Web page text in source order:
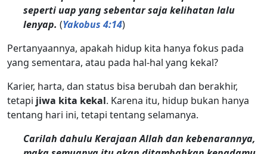
seperti uap yang sebentar saja kelihatan lalu
lenyap. (Yakobus 4:14)
Pertanyaannya, apakah hidup kita hanya fokus pada
yang sementara, atau pada hal-hal yang kekal?
Karier, harta, dan status bisa berubah dan berakhir,
tetapi jiwa kita kekal. Karena itu, hidup bukan hanya
tentang hari ini, tetapi tentang selamanya.
Carilah dahulu Kerajaan Allah dan kebenarannya,